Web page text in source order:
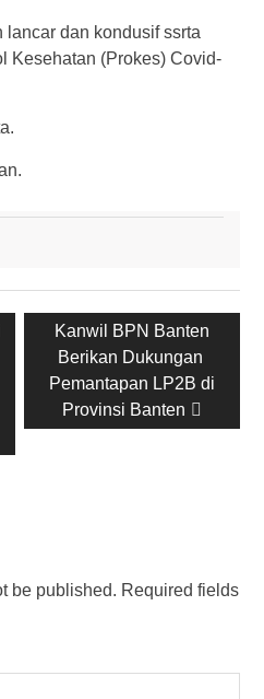
lancar dan kondusif ssrta
Kesehatan (Prokes) Covid-
Next
post:
Kanwil BPN Banten
Berikan Dukungan
Pemantapan LP2B di
Provinsi Banten
be published. Required fields